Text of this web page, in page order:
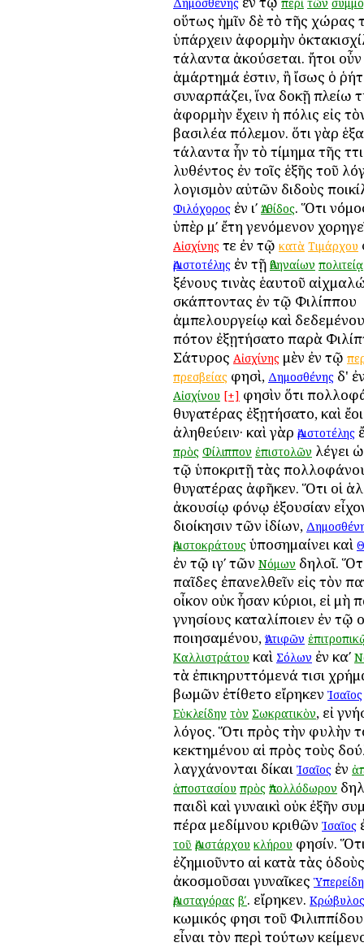
οὕτως ἡμῖν δὲ τὸ τῆς χώρας
ὑπάρχειν ἀφορμὴν
τάλαντα ἀκούσεται. ἤτοι
ἁμάρτημά ἐστιν, ἢ ἴσως ὁ
συναρπάζει, ἵνα δοκῇ πλείω
ἀφορμὴν ἔχειν ἡ πόλις εἰς
βασιλέα πόλεμον. ὅτι γὰρ
τάλαντα ἦν τὸ τίμημα τῆς
λυθέντος ἐν τοῖς ἑξῆς τοῦ
λογισμὸν αὐτῶν διδοὺς
Φιλόχορος ἐν ιʹ Ἀτθίδος. Ὅτι
ὑπὲρ μʹ ἔτη γενόμενον
Αἰσχίνης τε ἐν τῷ κατὰ Τιμάρχου
Ἀριστοτέλης ἐν τῇ Ἀθηναίων πολιτείᾳ
ξένους τινὰς ἑαυτοῦ
σκάπτοντας ἐν τῷ Φιλίππου
ἀμπελουργείῳ καὶ
πότον ἐξῃτήσατο παρὰ
Σάτυρος Αἰσχίνης μὲν ἐν τῷ
πρεσβείας φησὶ, Δημοσθένης δ'
Αἰσχίνου [+] φησὶν ὅτι
θυγατέρας ἐξῃτήσατο, καὶ
ἀληθεύειν· καὶ γὰρ Ἀριστοτέλης
πρὸς Φίλιππον ἐπιστολῶν λέγει
τῷ ὑποκριτῇ τὰς
θυγατέρας ἀφῆκεν. Ὅτι οἱ
ἀκουσίῳ φόνῳ ἐξουσίαν
διοίκησιν τῶν ἰδίων,
Ἀριστοκράτους ὑποσημαίνει καὶ
ἐν τῷ ιγʹ τῶν Νόμων δηλοῖ.
παῖδες ἐπανελθεῖν εἰς τὸν
οἶκον οὐκ ἦσαν κύριοι, εἰ μὴ
γνησίους καταλίποιεν ἐν τῷ
ποιησαμένου,Ἀντιφῶν
Καλλιστράτου καὶ Σόλων ἐν καʹ
τὰ ἐπικηρυττόμενά τισι
βωμῶν ἐτίθετο εἴρηκεν Ἰσαῖος
Εὐκλείδην τὸν Σωκρατικὸν, εἰ
λόγος. Ὅτι πρὸς τὴν φυλὴν
κεκτημένου αἱ πρὸς τοὺς
λαγχάνονται δίκαι Ἰσαῖος ἐν
ἀποστασίου πρὸς Ἀπολλόδωρον
παιδὶ καὶ γυναικὶ οὐκ ἐξῆν
πέρα μεδίμνου κριθῶν Ἰσαῖος
τοῦ Ἀριστάρχου κλήρου φησίν.
ἐζημιοῦντο αἱ κατὰ τὰς ὁδοὺς
ἀκοσμοῦσαι γυναῖκες
Ἀρισταγόρας βʹ. εἴρηκεν. Κρώβυλος
κωμικός φησι τοῦ
εἶναι τὸν περὶ τούτων